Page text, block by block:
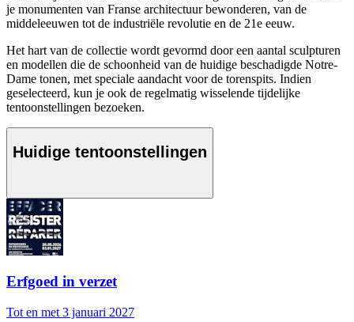
je monumenten van Franse architectuur bewonderen, van de
middeleeuwen tot de industriële revolutie en de 21e eeuw.
Het hart van de collectie wordt gevormd door een aantal sculpturen
en modellen die de schoonheid van de huidige beschadigde Notre-
Dame tonen, met speciale aandacht voor de torenspits. Indien
geselecteerd, kun je ook de regelmatig wisselende tijdelijke
tentoonstellingen bezoeken.
Huidige tentoonstellingen
Erfgoed in verzet
Tot en met 3 januari 2027